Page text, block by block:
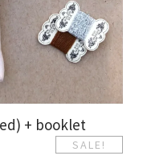
SALE!
+ booklet